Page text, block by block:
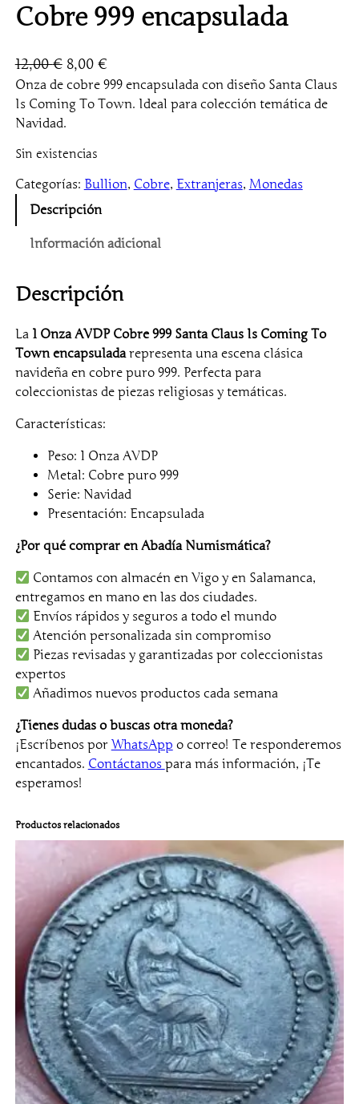
Cobre 999 encapsulada
12,00€ E
l
p
r
e
i
o
o
g
a
l
r
a
:
1
2
,
0
€
8,00 €E
l
p
i
a
u
e
s
,
0
0
€
Onza de cobre 999 encapsulada con diseño Santa Claus
Is Coming To Town. Ideal para colección temática de
Navidad.
Sin existencias
Categorías: Bullion, Cobre, Extranjeras, Monedas
Descripción
Información adicional
Descripción
La 1 Onza AVDP Cobre 999 Santa Claus Is Coming To
Town encapsuladarepresenta una escena clásica
navideña en cobre puro 999. Perfecta para
coleccionistas de piezas religiosas y temáticas.
Características:
Peso: 1 Onza AVDP
Metal: Cobre puro 999
Serie: Navidad
Presentación: Encapsulada
¿Por qué comprar en Abadía Numismática?
Contamos con almacén en Vigo y en Salamanca,
entregamos en mano en las dos ciudades.
Envíos rápidos y seguros a todo el mundo
Atención personalizada sin compromiso
Piezas revisadas y garantizadas por coleccionistas
expertos
Añadimos nuevos productos cada semana
¿Tienes dudas o buscas otra moneda?
¡Escríbenos por WhatsApp o correo! Te responderemos
encantados. Contáctanos para más información, ¡Te
esperamos!
Productos relacionados